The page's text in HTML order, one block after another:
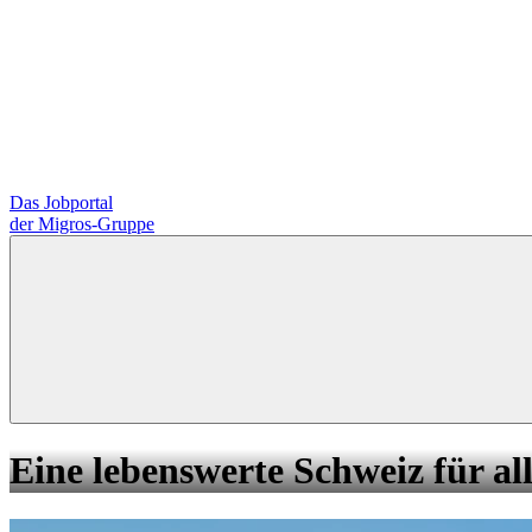
Das Jobportal
der Migros-Gruppe
Eine lebenswerte Schweiz für